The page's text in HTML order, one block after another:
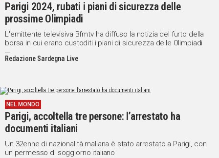
Parigi 2024, rubati i piani di sicurezza delle
prossime Olimpiadi
L'emittente televisiva Bfmtv ha diffuso la notizia del furto della
borsa in cui erano custoditi i piani di sicurezza delle Olimpiadi
Redazione Sardegna Live
NEL MONDO
Parigi, accoltella tre persone: l’arrestato ha
documenti italiani
Un 32enne di nazionalità maliana è stato arrestato a Parigi, con
un permesso di soggiorno italiano